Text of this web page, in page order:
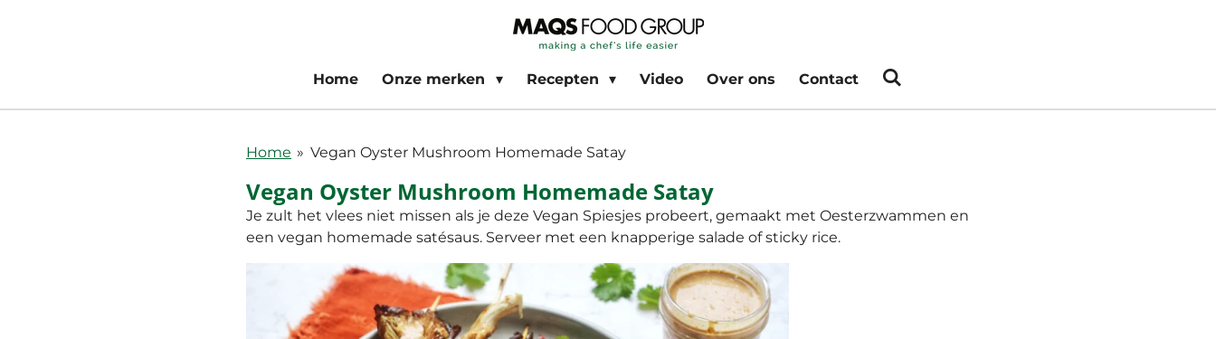
hoofdinhoud
Home Onze merken Recepten Video Over ons Contact
Home » Vegan Oyster Mushroom Homemade Satay
Vegan Oyster Mushroom Homemade Satay
Je zult het vlees niet missen als je deze Vegan Spiesjes probeert, gemaakt met Oesterzwammen en
een vegan homemade satésaus. Serveer met een knapperige salade of sticky rice.